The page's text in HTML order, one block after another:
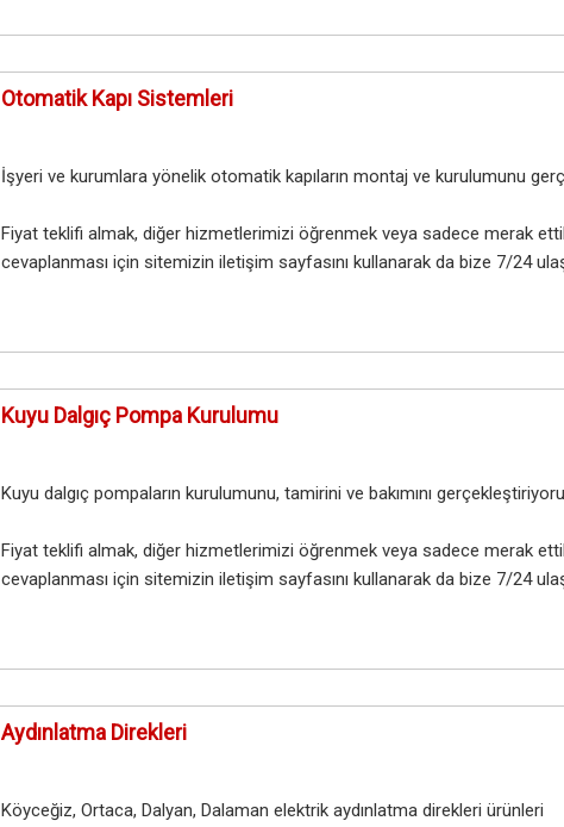
Otomatik Kapı Sistemleri
İşyeri ve kurumlara yönelik otomatik kapıların montaj ve kurulumunu
​Fiyat teklifi almak, diğer hizmetlerimizi öğrenmek veya sadece merak
cevaplanması için sitemizin iletişim sayfasını kullanarak da bize 7/24
Kuyu Dalgıç Pompa Kurulumu
Kuyu dalgıç pompaların kurulumunu, tamirini ve bakımını
​Fiyat teklifi almak, diğer hizmetlerimizi öğrenmek veya sadece merak
cevaplanması için sitemizin iletişim sayfasını kullanarak da bize 7/24
Aydınlatma Direkleri
Köyceğiz, Ortaca, Dalyan, Dalaman elektrik aydınlatma direkleri ürünleri